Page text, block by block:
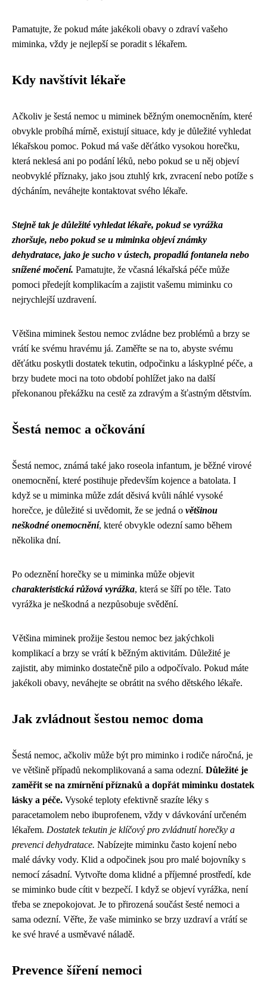
Pamatujte, že pokud máte jakékoli obavy o zdraví vašeho
miminka, vždy je nejlepší se poradit s lékařem.
Kdy navštívit lékaře
Ačkoliv je šestá nemoc u miminek běžným onemocněním, které
obvykle probíhá mírně, existují situace, kdy je důležité vyhledat
lékařskou pomoc. Pokud má vaše děťátko vysokou horečku,
která neklesá ani po podání léků, nebo pokud se u něj objeví
neobvyklé příznaky, jako jsou ztuhlý krk, zvracení nebo potíže s
dýcháním, neváhejte kontaktovat svého lékaře.
Stejně tak je důležité vyhledat lékaře, pokud se vyrážka
zhoršuje, nebo pokud se u miminka objeví známky
dehydratace, jako je sucho v ústech, propadlá fontanela nebo
snížené močení. Pamatujte, že včasná lékařská péče může
pomoci předejít komplikacím a zajistit vašemu miminku co
nejrychlejší uzdravení.
Většina miminek šestou nemoc zvládne bez problémů a brzy se
vrátí ke svému hravému já. Zaměřte se na to, abyste svému
děťátku poskytli dostatek tekutin, odpočinku a láskyplné péče, a
brzy budete moci na toto období pohlížet jako na další
překonanou překážku na cestě za zdravým a šťastným dětstvím.
Šestá nemoc a očkování
Šestá nemoc, známá také jako roseola infantum, je běžné virové
onemocnění, které postihuje především kojence a batolata. I
když se u miminka může zdát děsivá kvůli náhlé vysoké
horečce, je důležité si uvědomit, že se jedná o většinou
neškodné onemocnění, které obvykle odezní samo během
několika dní.
Po odeznění horečky se u miminka může objevit
charakteristická růžová vyrážka, která se šíří po těle. Tato
vyrážka je neškodná a nezpůsobuje svědění.
Většina miminek prožije šestou nemoc bez jakýchkoli
komplikací a brzy se vrátí k běžným aktivitám. Důležité je
zajistit, aby miminko dostatečně pilo a odpočívalo. Pokud máte
jakékoli obavy, neváhejte se obrátit na svého dětského lékaře.
Jak zvládnout šestou nemoc doma
Šestá nemoc, ačkoliv může být pro miminko i rodiče náročná, je
ve většině případů nekomplikovaná a sama odezní. Důležité je
zaměřit se na zmírnění příznaků a dopřát miminku dostatek
lásky a péče. Vysoké teploty efektivně srazíte léky s
paracetamolem nebo ibuprofenem, vždy v dávkování určeném
lékařem. Dostatek tekutin je klíčový pro zvládnutí horečky a
prevenci dehydratace. Nabízejte miminku často kojení nebo
malé dávky vody. Klid a odpočinek jsou pro malé bojovníky s
nemocí zásadní. Vytvořte doma klidné a příjemné prostředí, kde
se miminko bude cítit v bezpečí. I když se objeví vyrážka, není
třeba se znepokojovat. Je to přirozená součást šesté nemoci a
sama odezní. Věřte, že vaše miminko se brzy uzdraví a vrátí se
ke své hravé a usměvavé náladě.
Prevence šíření nemoci